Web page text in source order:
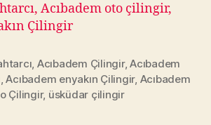
Acıbadem oto çilingir,
Çilingir
, Acıbadem Çilingir,Acıbadem
,Acıbadem enyakın Çilingir, Acıbadem
Çilingir, üsküdar çilingir